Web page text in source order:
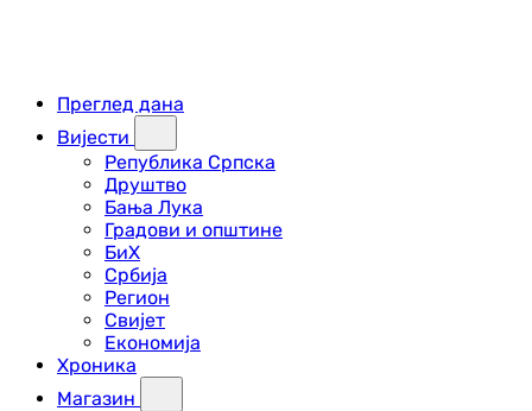
Преглед дана
Вијести
Република Српска
Друштво
Бања Лука
Градови и општине
БиХ
Србија
Регион
Свијет
Економија
Хроника
Магазин